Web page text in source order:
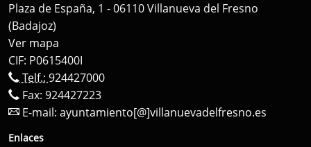
Plaza de España, 1 - 06110 Villanueva del Fresno
(Badajoz)
Ver mapa
CIF: P0615400I
Telf.: 924427000
Fax: 924427223
E-mail: ayuntamiento[@]villanuevadelfresno.es
Enlaces